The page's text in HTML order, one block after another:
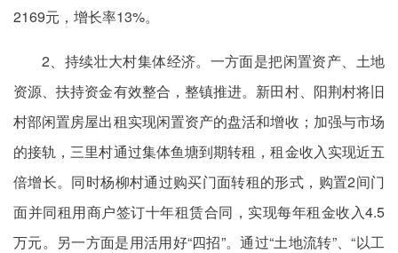
2169元，增长率13%。
2、持续壮大村集体经济。一方面是把闲置资产、土地
资源、扶持资金有效整合，整镇推进。新田村、阳荆村将旧
村部闲置房屋出租实现闲置资产的盘活和增收；加强与市场
的接轨，三里村通过集体鱼塘到期转租，租金收入实现近五
倍增长。同时杨柳村通过购买门面转租的形式，购置2间门
面并同租用商户签订十年租赁合同，实现每年租金收入4.5
万元。另一方面是用活用好“四招”。通过“土地流转”、“以工